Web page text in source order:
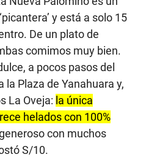
y está a solo 15
De un plato de
comimos muy bien.
a pocos pasos del
Plaza de Yanahuara y,
La Oveja: la única
helados con 100%
con muchos
S/10.